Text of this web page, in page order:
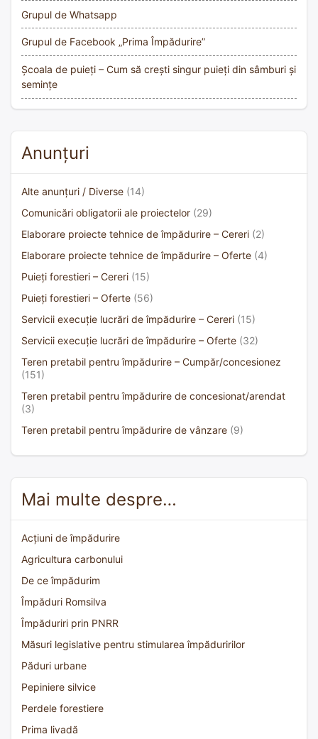
Grupul de Whatsapp
Grupul de Facebook „Prima Împădurire”
Școala de puieți – Cum să crești singur puieți din sâmburi și
semințe
Anunțuri
Alte anunțuri / Diverse (14)
Comunicări obligatorii ale proiectelor (29)
Elaborare proiecte tehnice de împădurire – Cereri (2)
Elaborare proiecte tehnice de împădurire – Oferte (4)
Puieți forestieri – Cereri (15)
Puieți forestieri – Oferte (56)
Servicii execuție lucrări de împădurire – Cereri (15)
Servicii execuție lucrări de împădurire – Oferte (32)
Teren pretabil pentru împădurire – Cumpăr/concesionez
(151)
Teren pretabil pentru împădurire de concesionat/arendat
(3)
Teren pretabil pentru împădurire de vânzare (9)
Mai multe despre…
Acțiuni de împădurire
Agricultura carbonului
De ce împădurim
Împăduri Romsilva
Împăduriri prin PNRR
Măsuri legislative pentru stimularea împăduririlor
Păduri urbane
Pepiniere silvice
Perdele forestiere
Prima livadă